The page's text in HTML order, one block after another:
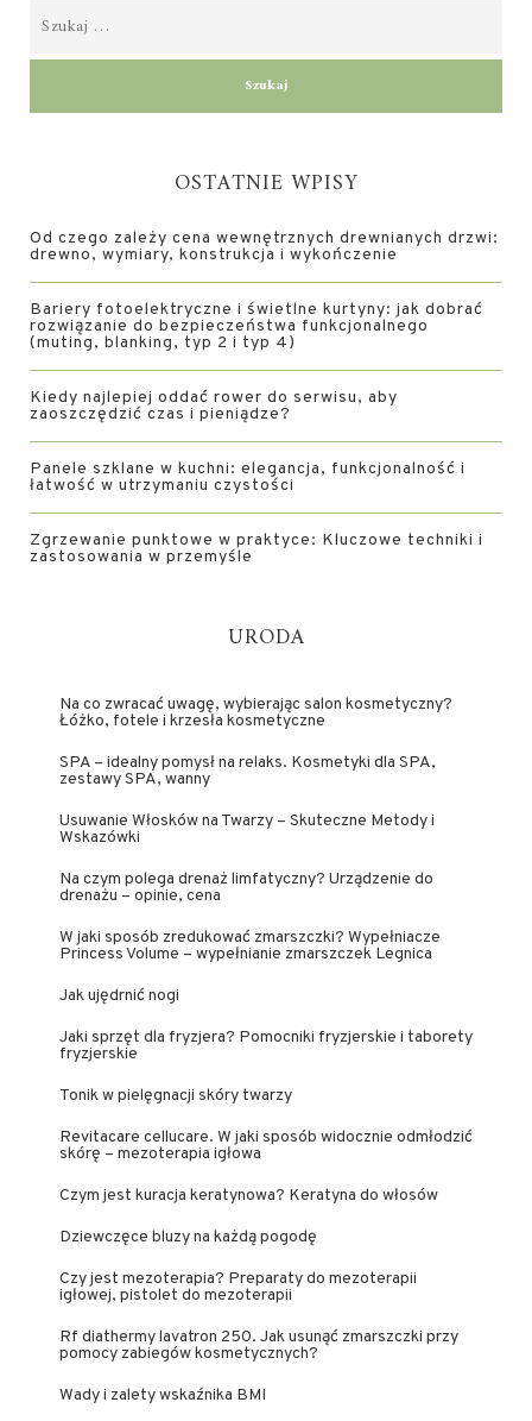
OSTATNIE WPISY
Od czego zależy cena wewnętrznych drewnianych drzwi:
drewno, wymiary, konstrukcja i wykończenie
Bariery fotoelektryczne i świetlne kurtyny: jak dobrać
rozwiązanie do bezpieczeństwa funkcjonalnego
(muting, blanking, typ 2 i typ 4)
Kiedy najlepiej oddać rower do serwisu, aby
zaoszczędzić czas i pieniądze?
Panele szklane w kuchni: elegancja, funkcjonalność i
łatwość w utrzymaniu czystości
Zgrzewanie punktowe w praktyce: Kluczowe techniki i
zastosowania w przemyśle
URODA
Na co zwracać uwagę, wybierając salon kosmetyczny?
Łóżko, fotele i krzesła kosmetyczne
SPA – idealny pomysł na relaks. Kosmetyki dla SPA,
zestawy SPA, wanny
Usuwanie Włosków na Twarzy – Skuteczne Metody i
Wskazówki
Na czym polega drenaż limfatyczny? Urządzenie do
drenażu – opinie, cena
W jaki sposób zredukować zmarszczki? Wypełniacze
Princess Volume – wypełnianie zmarszczek Legnica
Jak ujędrnić nogi
Jaki sprzęt dla fryzjera? Pomocniki fryzjerskie i taborety
fryzjerskie
Tonik w pielęgnacji skóry twarzy
Revitacare cellucare. W jaki sposób widocznie odmłodzić
skórę – mezoterapia igłowa
Czym jest kuracja keratynowa? Keratyna do włosów
Dziewczęce bluzy na każdą pogodę
Czy jest mezoterapia? Preparaty do mezoterapii
igłowej, pistolet do mezoterapii
Rf diathermy lavatron 250. Jak usunąć zmarszczki przy
pomocy zabiegów kosmetycznych?
Wady i zalety wskaźnika BMI